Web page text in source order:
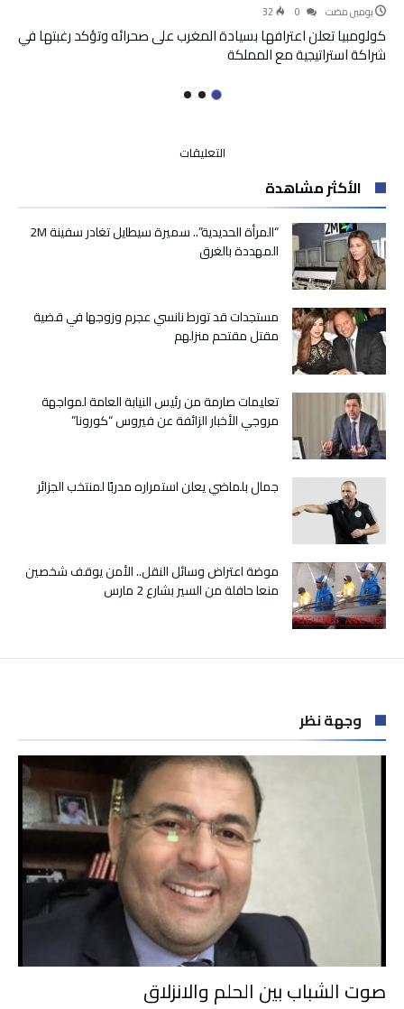
‫‫‫‏‫يومين مضت‬ 32
كولومبيا تعلن اعترافها بسيادة المغرب على صحرائه وتؤكد رغبتها في
شراكة استراتيجية مع المملكة
التعليقات
صفحة
آثار
الفيضانات..
لتعويض
إصلاح
مغلقة
الأكثر مشاهدة
“المرأة الحديدية”.. سميرة سيطايل تغادر سفينة 2M
المهددة بالغرق
مستجدات قد تورط نانسي عجرم وزوجها في قضية
مقتل مقتحم منزلهم
تعليمات صارمة من رئيس النيابة العامة لمواجهة
مروجي الأخبار الزائفة عن فيروس “كورونا”
جمال بلماضي يعلن استمراره مدربًا لمنتخب الجزائر
موضة اعتراض وسائل النقل.. الأمن يوقف شخصين
منعا حافلة من السير بشارع 2 مارس
وجهة نظر
صوت الشباب بين الحلم والانزلاق